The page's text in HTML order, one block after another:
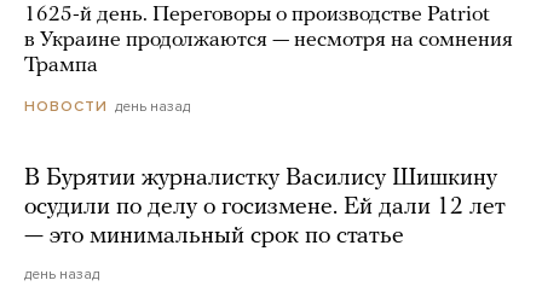
1625-й день. Переговоры о производстве Patriot
в Украине продолжаются — несмотря на сомнения
Трампа
НОВОСТИ день назад
В Бурятии журналистку Василису Шишкину
осудили по делу о госизмене. Ей дали 12 лет
— это минимальный срок по статье
день назад